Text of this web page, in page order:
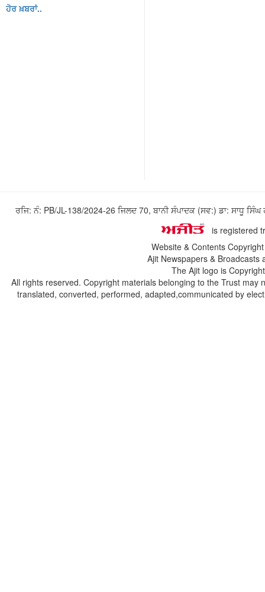
ਹੋਰ ਖ਼ਬਰਾਂ..
ਰਜਿ: ਨੰ: PB/JL-138/2024-26 ਜਿਲਦ 70, ਬਾਨੀ ਸੰਪਾਦਕ (ਸਵ:) ਡਾ: ਸਾਧੂ
is registered
Website & Contents
Ajit Newspapers &
The Ajit logo is
All rights reserved. Copyright materials belonging to the Trust
translated, converted, performed, adapted,communicated by